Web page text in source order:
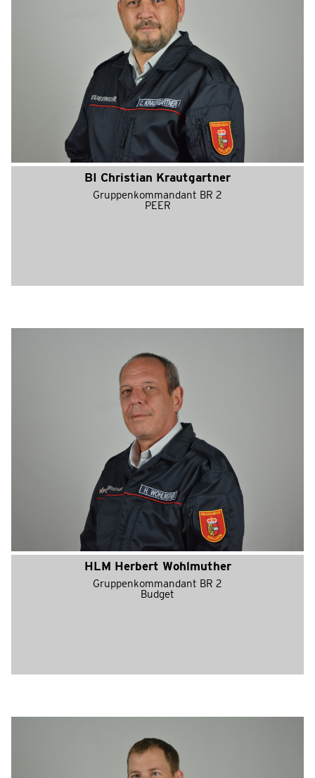
BI Christian Krautgartner
Gruppenkommandant BR 2
PEER
HLM Herbert Wohlmuther
Gruppenkommandant BR 2
Budget